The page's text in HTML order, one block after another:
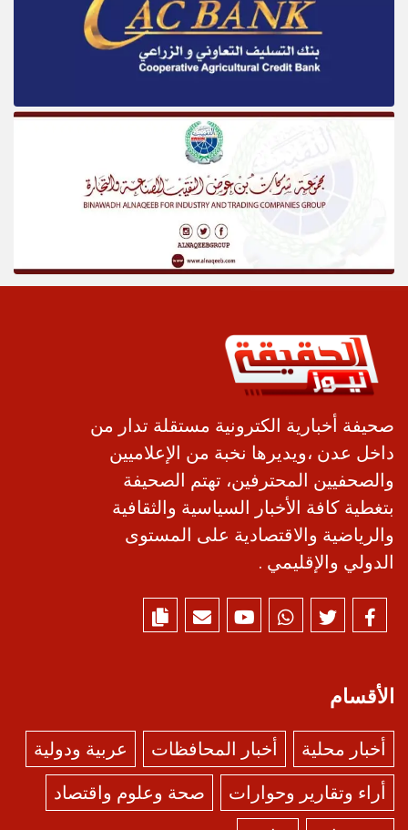
صحيفة أخبارية الكترونية مستقلة تدار من
داخل عدن ،ويديرها نخبة من الإعلاميين
والصحفيين المحترفين، تهتم الصحيفة
بتغطية كافة الأخبار السياسية والثقافية
والرياضية والاقتصادية على المستوى
الدولي والإقليمي .
الأقسام
أخبار محلية أخبار المحافظات
عربية ودولية
أراء وتقارير وحوارات
صحة وعلوم واقتصاد